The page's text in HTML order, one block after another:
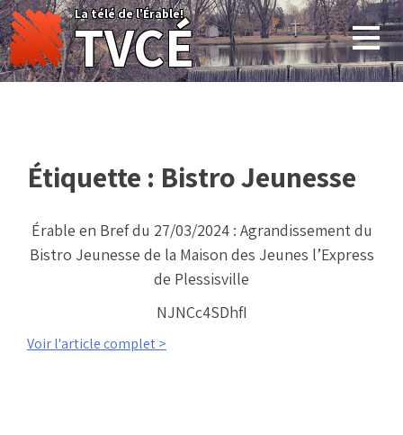
Skip
to
content
La télé de l'Érable!
TVCÉ
Étiquette : Bistro Jeunesse
Érable en Bref du 27/03/2024 : Agrandissement du
Bistro Jeunesse de la Maison des Jeunes l’Express
de Plessisville
NJNCc4SDhfI
Voir l'article complet >